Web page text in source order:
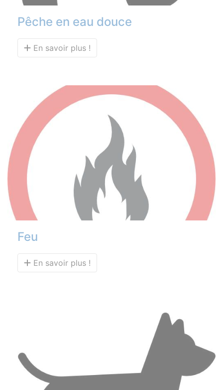
Pêche en eau douce
En savoir plus !
Feu
En savoir plus !